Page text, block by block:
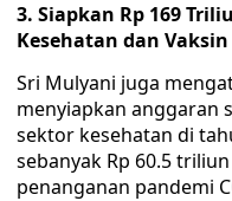
3. Siapkan Rp 169
Kesehatan dan Vaksin
Sri Mulyani juga
menyiapkan anggaran
sektor kesehatan di
sebanyak Rp 60.5
penanganan pandemi